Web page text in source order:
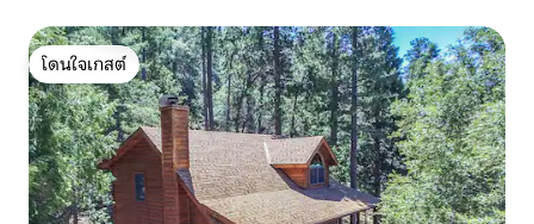
โดนใจเกสต์
โดนใจเกสต์